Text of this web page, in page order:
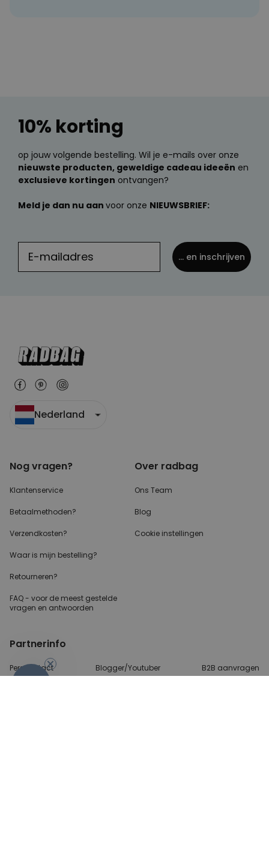
10% korting
op jouw volgende bestelling. Wil je e-mails over onze
nieuwste producten, geweldige cadeau ideeën en
exclusieve kortingen ontvangen?
Meld je dan nu aan voor onze NIEUWSBRIEF:
... en inschrijven
Nederland
Nog vragen?
Klantenservice
Betaalmethoden?
Verzendkosten?
Waar is mijn bestelling?
Retourneren?
FAQ - voor de meest gestelde
vragen en antwoorden
Over radbag
Ons Team
Blog
Cookie instellingen
Partnerinfo
Perscontact Blogger/Youtuber B2B aanvragen